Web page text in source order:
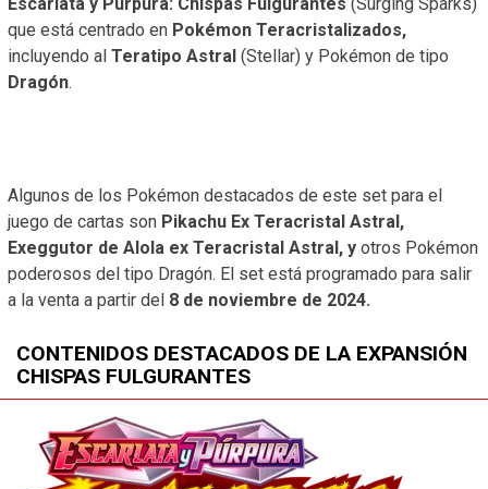
Escarlata y Púrpura: Chispas Fulgurantes (Surging Sparks)
que está centrado en Pokémon Teracristalizados,
incluyendo al Teratipo Astral (Stellar) y Pokémon de tipo
Dragón.
Algunos de los Pokémon destacados de este set para el
juego de cartas son Pikachu Ex Teracristal Astral,
Exeggutor de Alola ex Teracristal Astral, y otros Pokémon
poderosos del tipo Dragón. El set está programado para salir
a la venta a partir del 8 de noviembre de 2024.
CONTENIDOS DESTACADOS DE LA EXPANSIÓN
CHISPAS FULGURANTES